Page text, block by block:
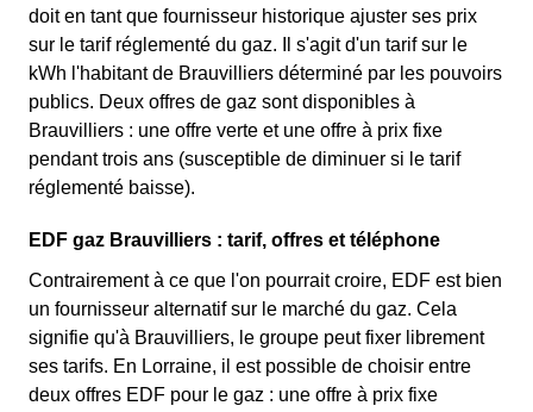
doit en tant que fournisseur historique ajuster ses prix
sur le tarif réglementé du gaz. Il s'agit d'un tarif sur le
kWh l'habitant de Brauvilliers déterminé par les pouvoirs
publics. Deux offres de gaz sont disponibles à
Brauvilliers : une offre verte et une offre à prix fixe
pendant trois ans (susceptible de diminuer si le tarif
réglementé baisse).
EDF gaz Brauvilliers : tarif, offres et téléphone
Contrairement à ce que l'on pourrait croire, EDF est bien
un fournisseur alternatif sur le marché du gaz. Cela
signifie qu'à Brauvilliers, le groupe peut fixer librement
ses tarifs. En Lorraine, il est possible de choisir entre
deux offres EDF pour le gaz : une offre à prix fixe